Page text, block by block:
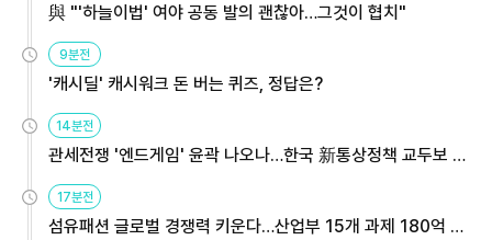
與 "'하늘이법' 여야 공동 발의 괜찮아…그것이 협치"
9분전
'캐시딜' 캐시워크 돈 버는 퀴즈, 정답은?
14분전
관세전쟁 '엔드게임' 윤곽 나오나…한국 新통상정책 교두보 활
17분전
섬유패션 글로벌 경쟁력 키운다…산업부 15개 과제 180억 지